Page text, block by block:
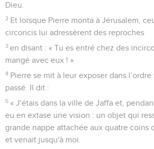
Dieu.
2 Et lorsque Pierre monta à Jérusalem,
circoncis lui adressèrent des reproches
3 en disant : « Tu es entré chez des
mangé avec eux ! »
4 Pierre se mit à leur exposer dans
passé. Il dit :
5 « J'étais dans la ville de Jaffa et,
eu en extase une vision : un objet qui
grande nappe attachée aux quatre coins
et venait jusqu'à moi.